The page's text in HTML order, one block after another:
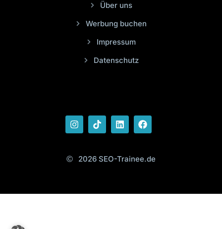
Über uns
Werbung buchen
Impressum
Datenschutz
2026 SEO-Trainee.de